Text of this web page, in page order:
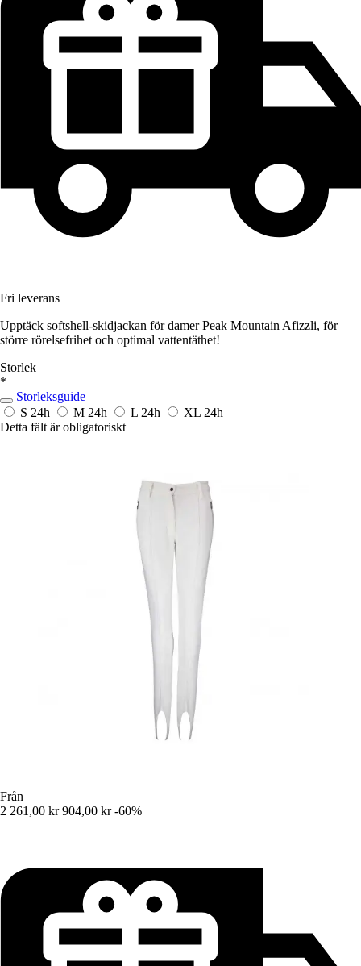
Fri leverans
Upptäck softshell-skidjackan för damer Peak Mountain Afizzli, för
större rörelsefrihet och optimal vattentäthet!
Storlek
*
Storleksguide
S 24h M 24h L 24h XL 24h
Detta fält är obligatoriskt
Från
2 261,00 kr 904,00 kr -60%